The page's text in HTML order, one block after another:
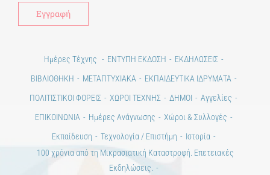
Ημέρες Τέχνης ΕΝΤΥΠΗ ΕΚΔΟΣΗ
ΕΚΔΗΛΩΣΕΙΣ
ΒΙΒΛΙΟΘΗΚΗ
ΜΕΤΑΠΤΥΧΙΑΚΑ
ΕΚΠΑΙΔΕΥΤΙΚΑ ΙΔΡΥΜΑΤΑ
ΠΟΛΙΤΙΣΤΙΚΟΙ ΦΟΡΕΙΣ
ΧΩΡΟΙ ΤΕΧΝΗΣ ΔΗΜΟΙ
Αγγελίες
ΕΠΙΚΟΙΝΩΝΙΑ
Ημέρες Ανάγνωσης
Χώροι & Συλλογές
Εκπαίδευση
Τεχνολογία / Επιστήμη
Ιστορία
100 χρόνια από τη Μικρασιατική Καταστροφή. Επετειακές
Εκδηλώσεις.